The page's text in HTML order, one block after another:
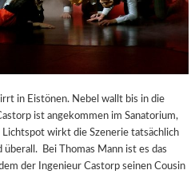
in Eistönen. Nebel wallt bis in die
ist angekommen im Sanatorium,
wirkt die Szenerie tatsächlich
Bei Thomas Mann ist es das
der Ingenieur Castorp seinen Cousin